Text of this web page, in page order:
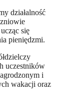
działalność
się
pieniędzmi.
uczestników
i
wakacji oraz